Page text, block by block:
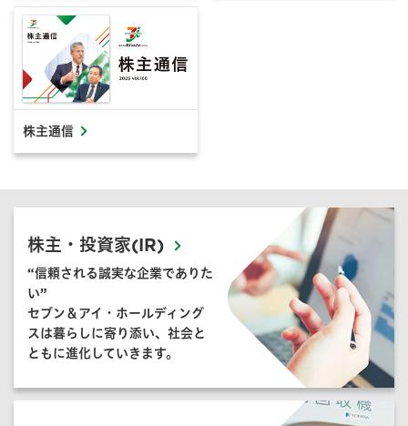
株主通信
株主・投資家(IR)
“信頼される誠実な企業でありた
い”
セブン＆アイ・ホールディング
スは暮らしに寄り添い、社会と
ともに進化していきます。